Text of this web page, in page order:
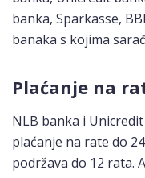
banka, Sparkasse,
banaka s kojima
Plaćanje na
NLB banka i
plaćanje na rate do
podržava do 12 rata.